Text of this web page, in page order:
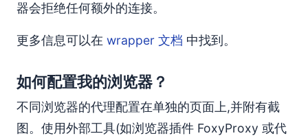
器会拒绝任何额外的连接。
更多信息可以在 wrapper 文档 中找到。
如何配置我的浏览器？
不同浏览器的代理配置在单独的页面上,并附有截
图。使用外部工具(如浏览器插件 FoxyProxy 或代